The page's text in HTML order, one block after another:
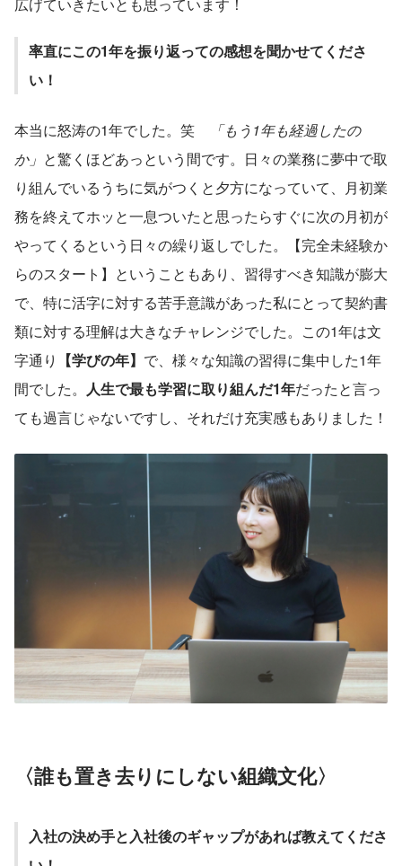
広げていきたいとも思っています！
率直にこの1年を振り返っての感想を聞かせてくださ
い！
本当に怒涛の1年でした。笑
「もう1年も経過したの
か」 と驚くほどあっという間です。日々の業務に夢中で取
り組んでいるうちに気がつくと夕方になっていて、月初業
務を終えてホッと一息ついたと思ったらすぐに次の月初が
やってくるという日々の繰り返しでした。【完全未経験か
らのスタート】ということもあり、習得すべき知識が膨大
で、特に活字に対する苦手意識があった私にとって契約書
類に対する理解は大きなチャレンジでした。この1年は文
字通り
【学びの年】 で、様々な知識の習得に集中した1年
間でした。 人生で最も学習に取り組んだ1年だったと言っ
ても過言じゃないですし、それだけ充実感もありました！
〈誰も置き去りにしない組織文化〉
入社の決め手と入社後のギャップがあれば教えてくださ